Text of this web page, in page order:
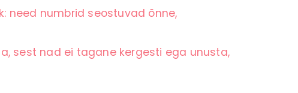
need numbrid seostuvad õnne,
sest nad ei tagane kergesti ega unusta,